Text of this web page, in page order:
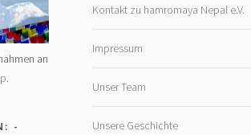
an
.
Kontakt zu hamromaya Nepal e.V.
Impressum
Unser Team
Unsere Geschichte